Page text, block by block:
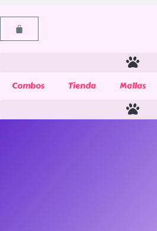
Combos Tienda Mallas